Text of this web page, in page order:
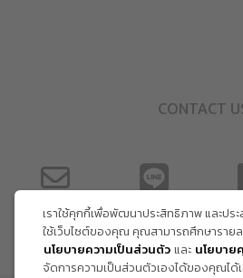
CONTACT
เราใช้คุกกี้เพื่อพัฒนาประสิทธิภาพ และปร
ใช้เว็บไซต์ของคุณ คุณสามารถศึกษารายล
นโยบายความเป็นส่วนตัวและ นโยบาย
จัดการความเป็นส่วนตัวเองได้ของคุณได้